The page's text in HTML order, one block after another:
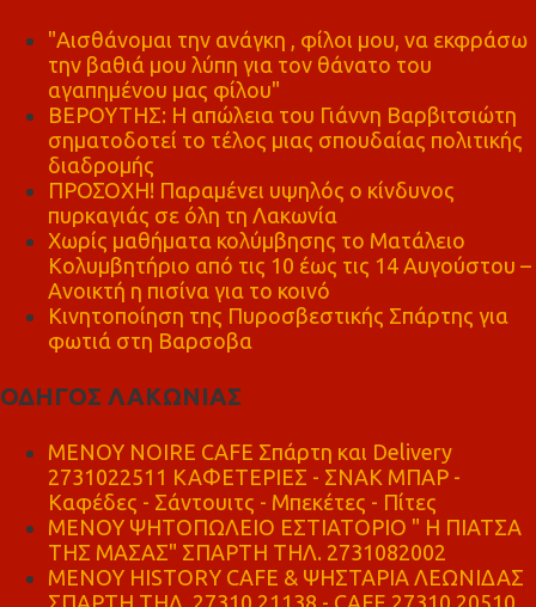
"Αισθάνομαι την ανάγκη , φίλοι μου, να εκφράσω
την βαθιά μου λύπη για τον θάνατο του
αγαπημένου μας φίλου"
ΒΕΡΟΥΤΗΣ: Η απώλεια του Γιάννη Βαρβιτσιώτη
σηματοδοτεί το τέλος μιας σπουδαίας πολιτικής
διαδρομής
ΠΡΟΣΟΧΗ! Παραμένει υψηλός ο κίνδυνος
πυρκαγιάς σε όλη τη Λακωνία
Χωρίς μαθήματα κολύμβησης το Ματάλειο
Κολυμβητήριο από τις 10 έως τις 14 Αυγούστου –
Ανοικτή η πισίνα για το κοινό
Κινητοποίηση της Πυροσβεστικής Σπάρτης για
φωτιά στη Βαρσοβα
ΟΔΗΓΟΣ ΛΑΚΩΝΙΑΣ
MENOY NOIRE CAFE Σπάρτη και Delivery
2731022511 ΚΑΦΕΤΕΡΙΕΣ - ΣΝΑΚ ΜΠΑΡ -
Καφέδες - Σάντουιτς - Μπεκέτες - Πίτες
ΜΕΝΟΥ ΨΗΤΟΠΩΛΕΙΟ ΕΣΤΙΑΤΟΡΙΟ " Η ΠΙΑΤΣΑ
ΤΗΣ ΜΑΣΑΣ" ΣΠΑΡΤΗ ΤΗΛ. 2731082002
ΜΕΝΟΥ HISTORY CAFE & ΨΗΣΤΑΡΙΑ ΛΕΩΝΙΔΑΣ
ΣΠΑΡΤΗ ΤΗΛ. 27310 21138 - CAFE 27310 20510